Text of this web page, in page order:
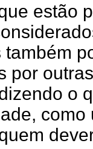
estão
também
por
o
como